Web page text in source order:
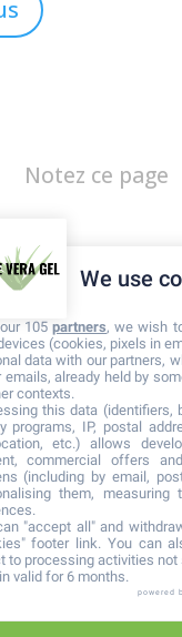
Notez ce page
Living
en
Distributeur
:
We use
105partners, we wish
(cookies, pixels in
data with our partners,
emails, already held by
contexts.
this data (identifiers,
programs, IP, postal
etc.) allows
commercial offers
(including by email,
them, measuring
"accept all" and
footer link. You can
to processing activities
valid for 6 months.
powered